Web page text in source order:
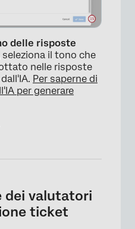
delle risposte
seleziona il tono che
nelle risposte
Per saperne di
per generare
dei valutatori
ticket